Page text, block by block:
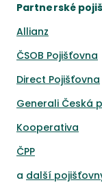
Partnerské
Allianz
ČSOB Pojišťovna
Direct Pojišťovna
Generali Česká
Kooperativa
ČPP
a další